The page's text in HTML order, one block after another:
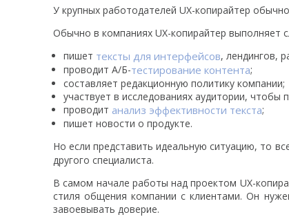
У крупных работодателей UX-копирайтер
Обычно в компаниях UX-копирайтер выполняет
пишет тексты для интерфейсов, лендингов,
проводит А/Б-тестирование контента;
составляет редакционную политику компании;
участвует в исследованиях аудитории, чтобы
проводит анализ эффективности текста;
пишет новости о продукте.
Но если представить идеальную ситуацию, то
другого специалиста.
В самом начале работы над проектом UX-
стиля общения компании с клиентами. Он
завоевывать доверие.